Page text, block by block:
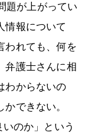
題が上がってい
情報について
われても、何を
弁護士さんに相
わからないの
できない。
いのか」という